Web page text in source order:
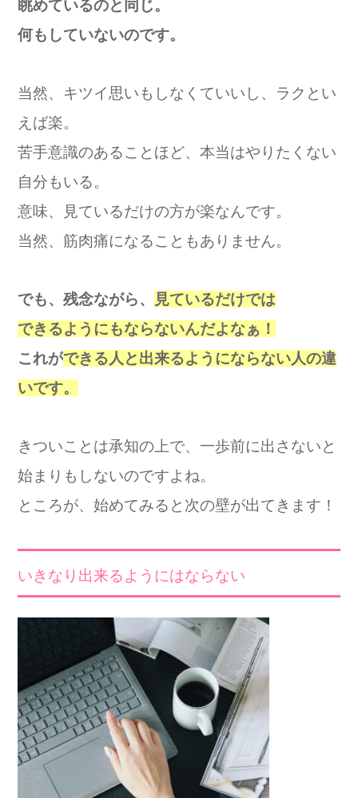
眺めているのと同じ。
何もしていないのです。
当然、キツイ思いもしなくていいし、ラクとい
えば楽。
苦手意識のあることほど、本当はやりたくない
自分もいる。
意味、見ているだけの方が楽なんです。
当然、筋肉痛になることもありません。
でも、残念ながら、
見ているだけでは
できるようにもならないんだよなぁ！
これができる人と出来るようにならない人の違
いです。
きついことは承知の上で、一歩前に出さないと
始まりもしないのですよね。
ところが、始めてみると次の壁が出てきます！
いきなり出来るようにはならない